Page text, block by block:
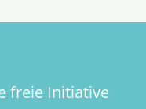
freie Initiative